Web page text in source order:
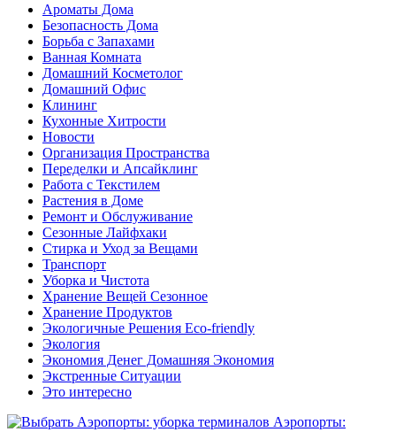
Ароматы Дома
Безопасность Дома
Борьба с Запахами
Ванная Комната
Домашний Косметолог
Домашний Офис
Клининг
Кухонные Хитрости
Новости
Организация Пространства
Переделки и Апсайклинг
Работа с Текстилем
Растения в Доме
Ремонт и Обслуживание
Сезонные Лайфхаки
Стирка и Уход за Вещами
Транспорт
Уборка и Чистота
Хранение Вещей Сезонное
Хранение Продуктов
Экологичные Решения Eco-friendly
Экология
Экономия Денег Домашняя Экономия
Экстренные Ситуации
Это интересно